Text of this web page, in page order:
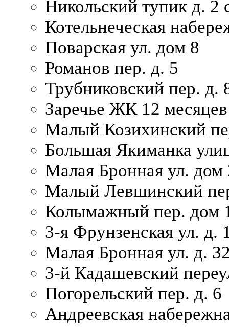
Никольский тупик д. 2
Котельнеческая
Поварская ул. дом 8
Романов пер. д. 5
Трубниковский пер. д.
Заречье ЖК 12 месяцев
Малый Козихинский
Большая Якиманка
Малая Бронная ул. дом
Малый Левшинский
Колымажный пер. дом
3-я Фрунзенская ул. д.
Малая Бронная ул. д.
3-й Кадашевский
Погорельский пер. д. 6
Андреевская